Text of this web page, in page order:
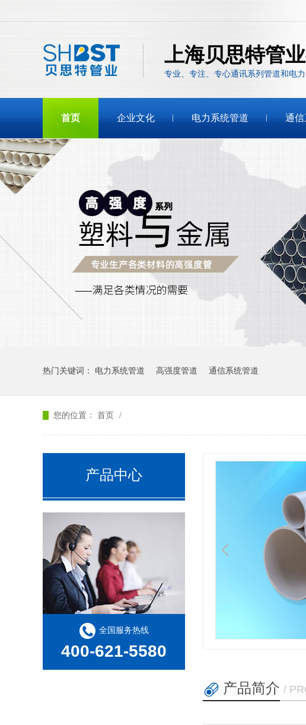
上海贝思特管
专业、专注、专心通讯系列管道和电
首页 企业文化 电力系统管道 通信
热门关键词： 电力系统管道 高强度管道 通信系统管道
您的位置： 首页 /
产品中心
全国服务热线
400-621-5580
产品简介 /